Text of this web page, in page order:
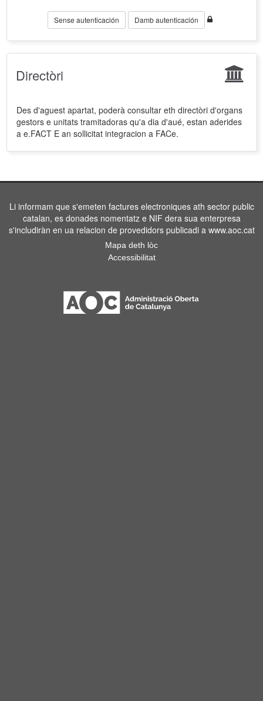
Sense autenticación Damb autenticación
Directòri
Des d'aguest apartat, poderà consultar eth directòri d'organs
gestors e unitats tramitadoras qu'a dia d'aué, estan aderides
a e.FACT E an sollicitat integracion a FACe.
Li informam que s'emeten factures electroniques ath sector public
catalan, es donades nomentatz e NIF dera sua enterpresa
s'includiràn en ua relacion de provedidors publicadi a www.aoc.cat
Mapa deth lòc
Accessibilitat